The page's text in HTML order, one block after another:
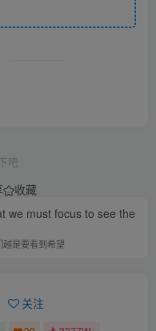
吧
收藏
dividends in the future.
会有回报